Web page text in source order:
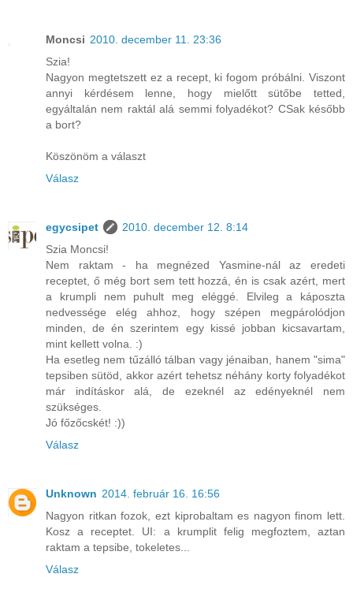
Moncsi 2010. december 11. 23:36
Szia!
Nagyon megtetszett ez a recept, ki fogom próbálni. Viszont
annyi kérdésem lenne, hogy mielőtt sütőbe tetted,
egyáltalán nem raktál alá semmi folyadékot? CSak később
a bort?
Köszönöm a választ
Válasz
egycsipet
2010. december 12. 8:14
Szia Moncsi!
Nem raktam - ha megnézed Yasmine-nál az eredeti
receptet, ő még bort sem tett hozzá, én is csak azért, mert
a krumpli nem puhult meg eléggé. Elvileg a káposzta
nedvessége elég ahhoz, hogy szépen megpárolódjon
minden, de én szerintem egy kissé jobban kicsavartam,
mint kellett volna. :)
Ha esetleg nem tűzálló tálban vagy jénaiban, hanem "sima"
tepsiben sütöd, akkor azért tehetsz néhány korty folyadékot
már indításkor alá, de ezeknél az edényeknél nem
szükséges.
Jó főzőcskét! :))
Válasz
Unknown 2014. február 16. 16:56
Nagyon ritkan fozok, ezt kiprobaltam es nagyon finom lett.
Kosz a receptet. UI: a krumplit felig megfoztem, aztan
raktam a tepsibe, tokeletes...
Válasz